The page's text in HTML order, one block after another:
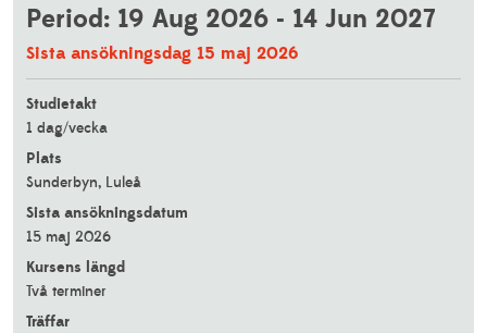
Period: 19 Aug 2026 - 14 Jun 2027
Sista ansökningsdag 15 maj 2026
Studietakt
1 dag/vecka
Plats
Sunderbyn, Luleå
Sista ansökningsdatum
15 maj 2026
Kursens längd
Två terminer
Träffar